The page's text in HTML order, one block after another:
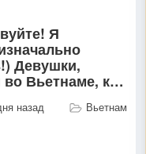
Я
Девушки,
Вьетнаме, как
рождения?
назад
Вьетнам